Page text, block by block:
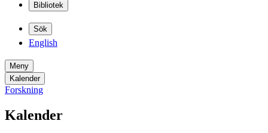
Bibliotek
Sök
English
Meny
Kalender
Forskning
Kalender